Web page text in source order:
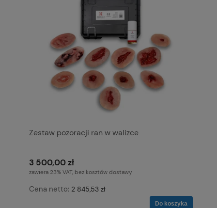
Zestaw pozoracji ran w walizce
3 500,00 zł
zawiera 23% VAT, bez kosztów dostawy
Cena netto: 2 845,53 zł
Do koszyka